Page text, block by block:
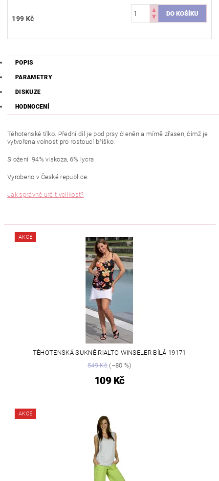
199 Kč
POPIS
PARAMETRY
DISKUZE
HODNOCENÍ
Těhotenské tílko. Přední díl je pod prsy členěn a mírně zřasen, čímž je
vytvořena volnost pro rostoucí bříško.
Složení: 94% viskoza, 6% lycra
Vyrobeno v České republice.
Jak správně určit velikost?
AKCE
TĚHOTENSKÁ SUKNĚ RIALTO WINSELER BÍLÁ 19171
549 Kč(–80 %)
109 Kč
AKCE